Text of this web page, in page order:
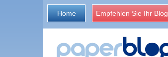
Home Empfehlen Sie Ihr Blog